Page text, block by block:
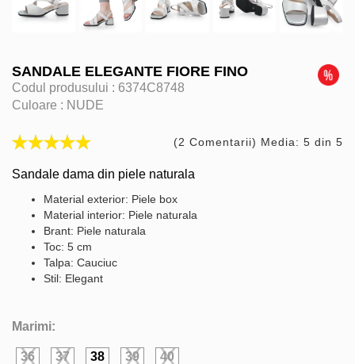
SANDALE ELEGANTE FIORE FINO
Codul produsului : 6374C8748
Culoare : NUDE
(2 Comentarii) Media: 5 din 5
Sandale dama din piele naturala
Material exterior: Piele box
Material interior: Piele naturala
Brant: Piele naturala
Toc: 5 cm
Talpa: Cauciuc
Stil: Elegant
Marimi:
36 37 38 39 40